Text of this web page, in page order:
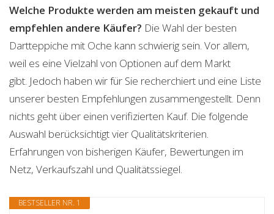
Welche Produkte werden am meisten gekauft und
empfehlen andere Käufer? Die Wahl der besten
Dartteppiche mit Oche kann schwierig sein. Vor allem,
weil es eine Vielzahl von Optionen auf dem Markt
gibt. Jedoch haben wir für Sie recherchiert und eine Liste
unserer besten Empfehlungen zusammengestellt. Denn
nichts geht über einen verifizierten Kauf. Die folgende
Auswahl berücksichtigt vier Qualitätskriterien.
Erfahrungen von bisherigen Käufer, Bewertungen im
Netz, Verkaufszahl und Qualitätssiegel.
BESTSELLER NR. 1